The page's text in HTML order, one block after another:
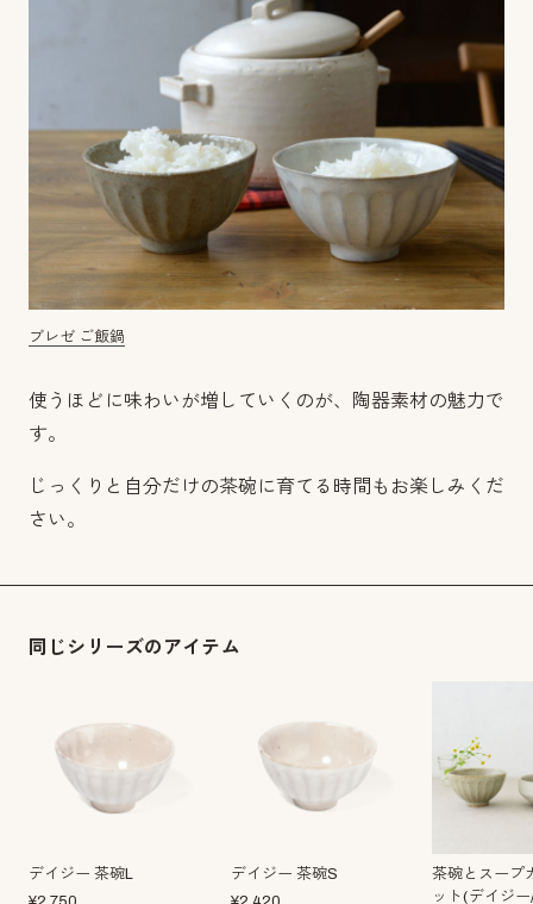
ブレゼ ご飯鍋
使うほどに味わいが増していくのが、陶器素材の魅力で
す。
じっくりと自分だけの茶碗に育てる時間もお楽しみくだ
さい。
同じシリーズのアイテム
デイジー 茶碗L
デイジー 茶碗S
茶碗とスープ
ット(デイジ